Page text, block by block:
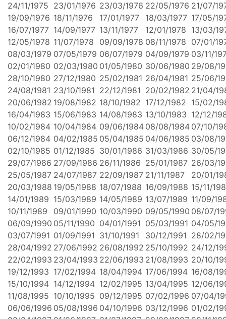
24/11/1975 23/01/1976 23/03/1976 22/05/1976 21/07/
19/09/1976 18/11/1976 17/01/1977 18/03/1977 17/05/
16/07/1977 14/09/1977 13/11/1977 12/01/1978 13/03/
12/05/1978 11/07/1978 09/09/1978 08/11/1978 07/01/
08/03/1979 07/05/1979 06/07/1979 04/09/1979 03/11/
02/01/1980 02/03/1980 01/05/1980 30/06/1980 29/08/
28/10/1980 27/12/1980 25/02/1981 26/04/1981 25/06/
24/08/1981 23/10/1981 22/12/1981 20/02/1982 21/04/
20/06/1982 19/08/1982 18/10/1982 17/12/1982 15/02/
16/04/1983 15/06/1983 14/08/1983 13/10/1983 12/12/
10/02/1984 10/04/1984 09/06/1984 08/08/1984 07/10/
06/12/1984 04/02/1985 05/04/1985 04/06/1985 03/08/
02/10/1985 01/12/1985 30/01/1986 31/03/1986 30/05/
29/07/1986 27/09/1986 26/11/1986 25/01/1987 26/03/
25/05/1987 24/07/1987 22/09/1987 21/11/1987
20/01/
20/03/1988 19/05/1988 18/07/1988 16/09/1988 15/11/
14/01/1989 15/03/1989 14/05/1989 13/07/1989 11/09/
10/11/1989
09/01/1990 10/03/1990 09/05/1990 08/07/
06/09/1990 05/11/1990 04/01/1991 05/03/1991 04/05/
03/07/1991 01/09/1991 31/10/1991 30/12/1991 28/02/
28/04/1992 27/06/1992 26/08/1992 25/10/1992 24/12/
22/02/1993 23/04/1993 22/06/1993 21/08/1993 20/10/
19/12/1993 17/02/1994 18/04/1994 17/06/1994 16/08/
15/10/1994 14/12/1994 12/02/1995 13/04/1995 12/06/
11/08/1995 10/10/1995 09/12/1995 07/02/1996 07/04/
06/06/1996 05/08/1996 04/10/1996 03/12/1996 01/02/